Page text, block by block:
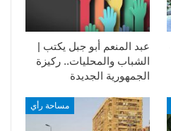
عبد المنعم أبو جبل يكتب |
الشباب والمحليات.. ركيزة
الجمهورية الجديدة
مساحة رأي